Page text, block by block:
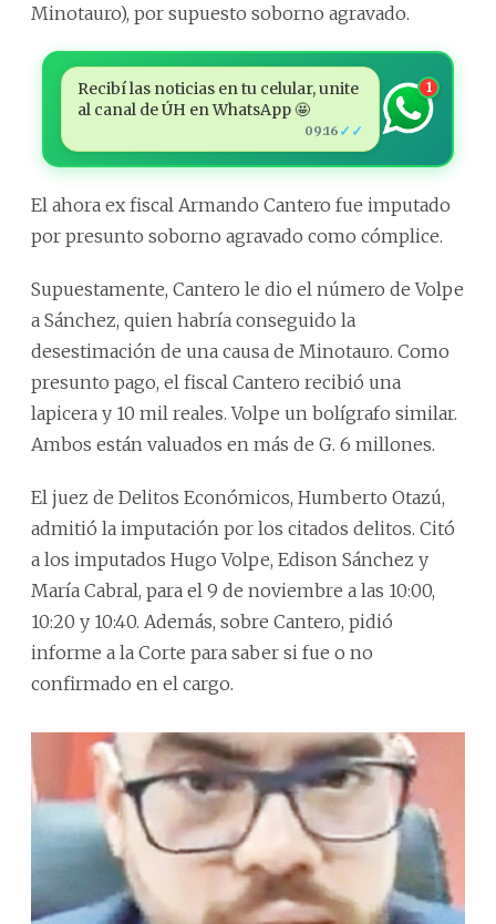
Minotauro), por supuesto soborno agravado.
Recibí las noticias en tu celular, unite
al canal de ÚH en WhatsApp 🤩
09:16 ✓✓
1
El ahora ex fiscal Armando Cantero fue imputado
por presunto soborno agravado como cómplice.
Supuestamente, Cantero le dio el número de Volpe
a Sánchez, quien habría conseguido la
desestimación de una causa de Minotauro. Como
presunto pago, el fiscal Cantero recibió una
lapicera y 10 mil reales. Volpe un bolígrafo similar.
Ambos están valuados en más de G. 6 millones.
El juez de Delitos Económicos, Humberto Otazú,
admitió la imputación por los citados delitos. Citó
a los imputados Hugo Volpe, Edison Sánchez y
María Cabral, para el 9 de noviembre a las 10:00,
10:20 y 10:40. Además, sobre Cantero, pidió
informe a la Corte para saber si fue o no
confirmado en el cargo.